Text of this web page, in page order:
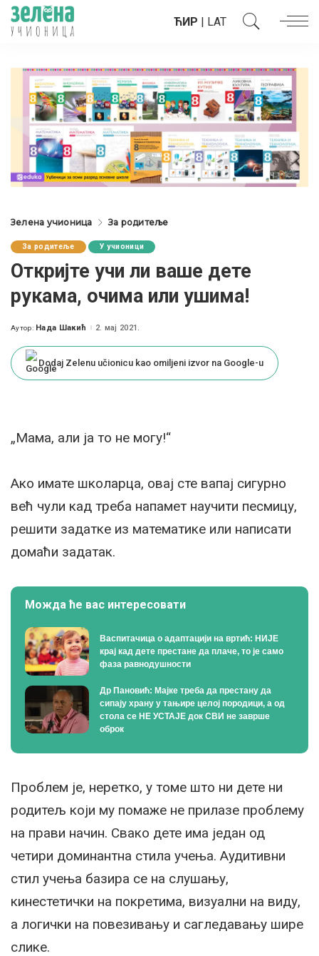
ЋИР | LAT
Зелена учионица За родитеље
За родитеље У учионици
Откријте учи ли ваше дете
рукама, очима или ушима!
Posted
Аутор: Нада Шакић 2. мај 2021.
Dodaj Zelenu učionicu kao omiljeni izvor na Google-u
„Мама, али ја то не могу!“
Ако имате школарца, овај сте вапај сигурно
већ чули кад треба напамет научити песмицу,
решити задатке из математике или написати
домаћи задатак.
Можда ће вас интересовати
Васпитачица о адаптацији на вртић: НИЈЕ
крај кад дете престане да плаче, то је само
фаза равнодушности
Др Пановић: Мајке треба да престану да
сипају храну у тањире целој породици, а од
стола се НЕ УСТАЈЕ док СВИ не заврше
оброк
Проблем је, неретко, у томе што ни дете ни
родитељ који му помаже не прилазе проблему
на прави начин. Свако дете има један од
четири доминантна стила учења. Аудитивни
стил учења базира се на слушању,
кинестетички на покретима, визуални на виду,
а логички на повезивању и сагледавању шире
слике.